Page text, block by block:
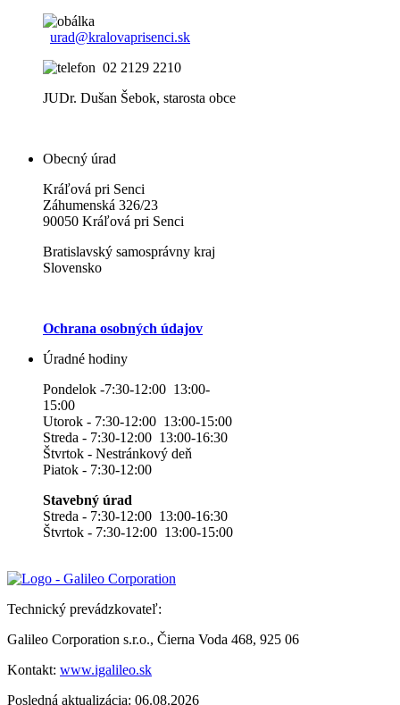
urad@kralovaprisenci.sk
02 2129 2210
JUDr. Dušan Šebok, starosta obce
Obecný úrad
Kráľová pri Senci
Záhumenská 326/23
90050 Kráľová pri Senci
Bratislavský samosprávny kraj
Slovensko
Ochrana osobných údajov
Úradné hodiny
Pondelok -7:30-12:00 13:00-
15:00
Utorok - 7:30-12:00 13:00-15:00
Streda - 7:30-12:00 13:00-16:30
Štvrtok - Nestránkový deň
Piatok - 7:30-12:00
Stavebný úrad
Streda - 7:30-12:00 13:00-16:30
Štvrtok - 7:30-12:00 13:00-15:00
Technický prevádzkovateľ:
Galileo Corporation s.r.o., Čierna Voda 468, 925 06
Kontakt: www.igalileo.sk
Posledná aktualizácia: 06.08.2026